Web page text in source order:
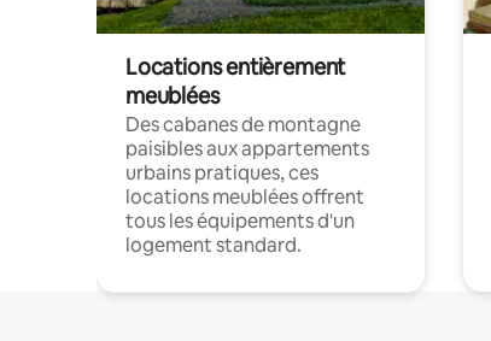
Locations entièrement
meublées
Des cabanes de montagne
paisibles aux appartements
urbains pratiques, ces
locations meublées offrent
tous les équipements d'un
logement standard.